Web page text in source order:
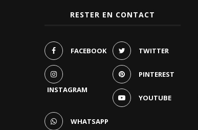
RESTER EN CONTACT
FACEBOOK TWITTER
INSTAGRAM
PINTEREST
YOUTUBE
WHATSAPP